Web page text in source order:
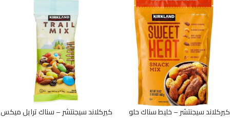
كيركلاند سيجنتشر – خليط سناك حلو كيركلاند سيجنتشر – سناك ترايل ميكس